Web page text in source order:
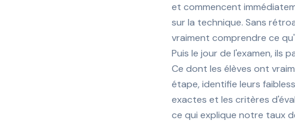
et commencent
sur la technique. Sans
vraiment comprendre ce
Puis le jour de l'examen, ils
Ce dont les élèves ont
étape, identifie leurs
exactes et les critères
ce qui explique notre taux